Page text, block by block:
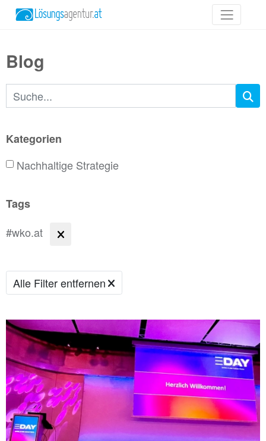
Blog
Suchbegriffe
Kategorien
Nachhaltige Strategie
Tags
#wko.at
Alle Filter entfernen